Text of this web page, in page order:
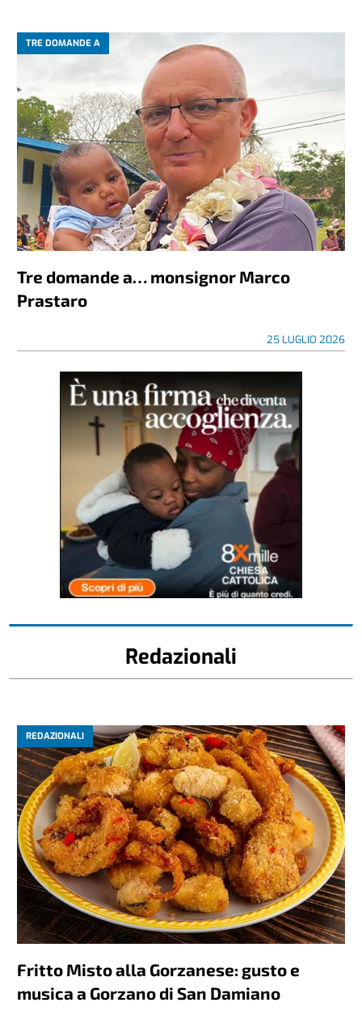
TRE DOMANDE A
Tre domande a… monsignor Marco
Prastaro
25 LUGLIO 2026
Redazionali
REDAZIONALI
Fritto Misto alla Gorzanese: gusto e
musica a Gorzano di San Damiano